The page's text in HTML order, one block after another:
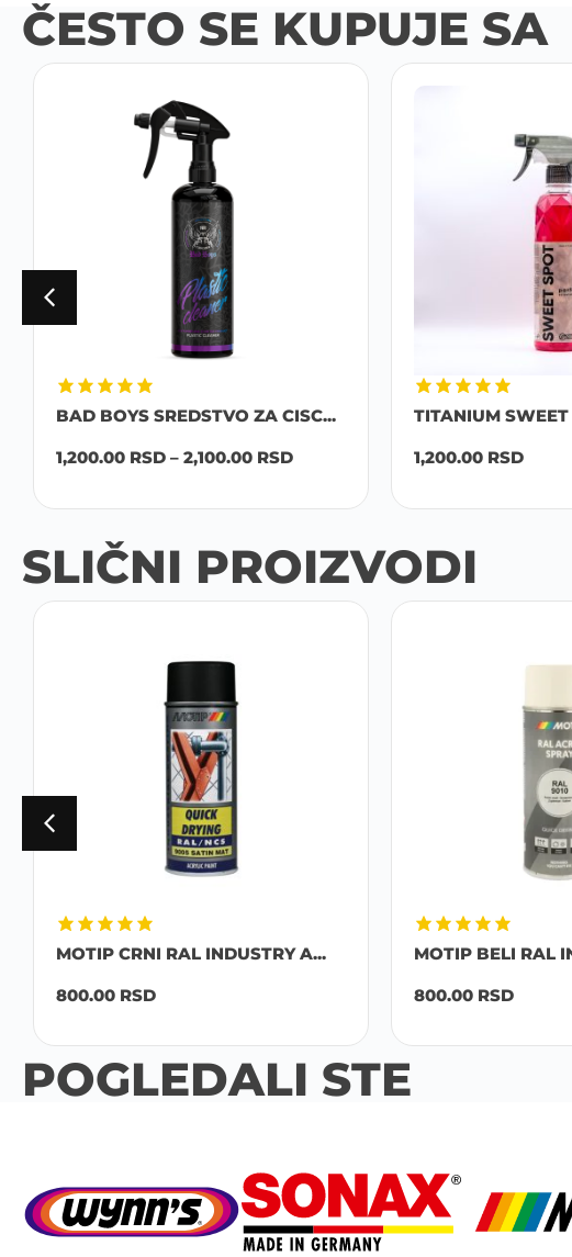
ČESTO SE KUPUJE SA
BAD BOYS SREDSTVO ZA CISC...
1,200.00 RSD – 2,100.00 RSD
TITANIUM SWEET
1,200.00 RSD
SLIČNI PROIZVODI
MOTIP CRNI RAL INDUSTRY A...
800.00 RSD
MOTIP BELI RAL
800.00 RSD
POGLEDALI STE